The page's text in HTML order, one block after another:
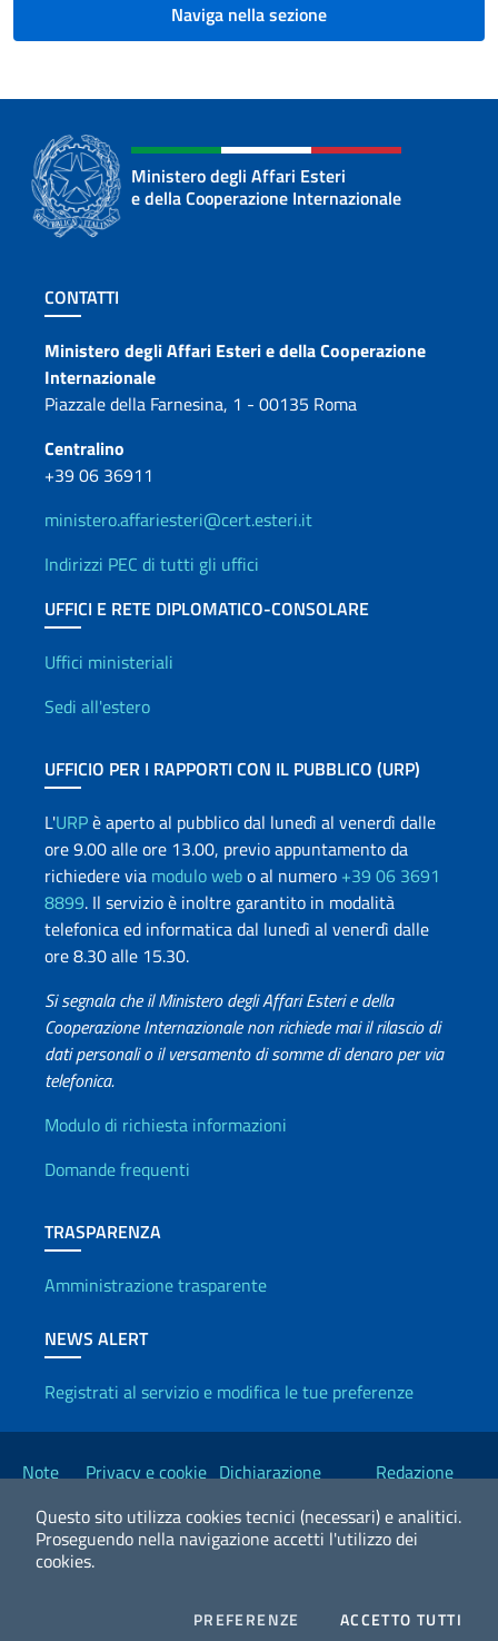
Questo sito utilizza cookies tecnici (necessari) e analitici.
Proseguendo nella navigazione accetti l'utilizzo dei
cookies.
PREFERENZE COOKIESACCETTO TUTTI
Naviga nella sezione
Ministero degli Affari Esteri
e della Cooperazione Internazionale
Sezione footer
CONTATTI
Contatti
Ministero degli Affari Esteri e della Cooperazione
Internazionale
Piazzale della Farnesina, 1 - 00135 Roma
Centralino
+39 06 36911
ministero.affariesteri@cert.esteri.it
Indirizzi PEC di tutti gli uffici
UFFICI E RETE DIPLOMATICO-CONSOLARE
Uffici e Rete diplomatica
Uffici ministeriali
Sedi all'estero
UFFICIO PER I RAPPORTI CON IL PUBBLICO (URP)
L'URPè aperto al pubblico dal lunedì al venerdì dalle
ore 9.00 alle ore 13.00, previo appuntamento da
richiedere via modulo webo al numero +39 06 3691
8899. Il servizio è inoltre garantito in modalità
telefonica ed informatica dal lunedì al venerdì dalle
ore 8.30 alle 15.30.
Si segnala che il Ministero degli Affari Esteri e della
Cooperazione Internazionale non richiede mai il rilascio di
dati personali o il versamento di somme di denaro per via
telefonica.
Info utili
Modulo di richiesta informazioni
Domande frequenti
TRASPARENZA
Amministrazione trasparente
NEWS ALERT
Registrati al servizio e modifica le tue preferenze
Link Utili
Note
Privacy e cookie Dichiarazione
Redazione